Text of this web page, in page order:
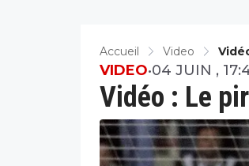
Accueil Video
Vidéo : Le
VIDEO•04 JUIN ,